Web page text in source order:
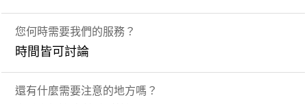
您何時需要我們的服務？
時間皆可討論
還有什麼需要注意的地方嗎？